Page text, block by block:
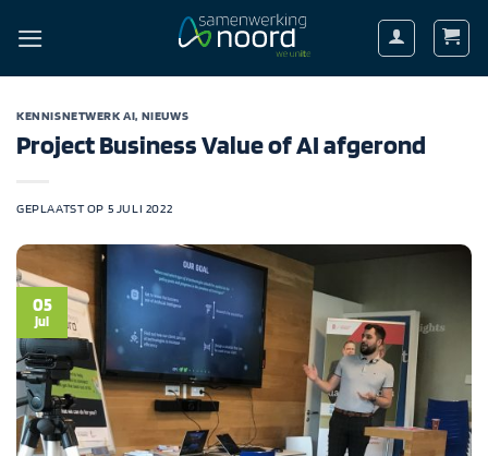
naar
KENNISNETWERK AI, NIEUWS
Project Business Value of AI afgerond
GEPLAATST OP 5 JULI 2022
05
jul